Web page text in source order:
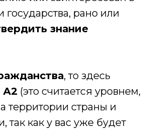
рано или
знание
, то здесь
А2 (это считается уровнем,
территории страны и
так как у вас уже будет